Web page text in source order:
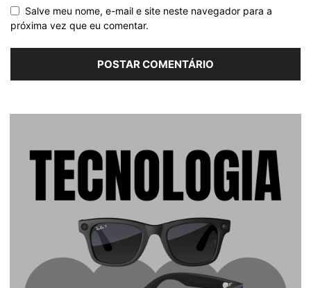
Salve meu nome, e-mail e site neste navegador para a
próxima vez que eu comentar.